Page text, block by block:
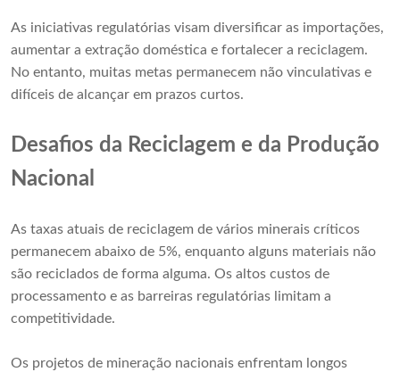
As iniciativas regulatórias visam diversificar as importações,
aumentar a extração doméstica e fortalecer a reciclagem.
No entanto, muitas metas permanecem não vinculativas e
difíceis de alcançar em prazos curtos.
Desafios da Reciclagem e da Produção
Nacional
As taxas atuais de reciclagem de vários minerais críticos
permanecem abaixo de 5%, enquanto alguns materiais não
são reciclados de forma alguma. Os altos custos de
processamento e as barreiras regulatórias limitam a
competitividade.
Os projetos de mineração nacionais enfrentam longos